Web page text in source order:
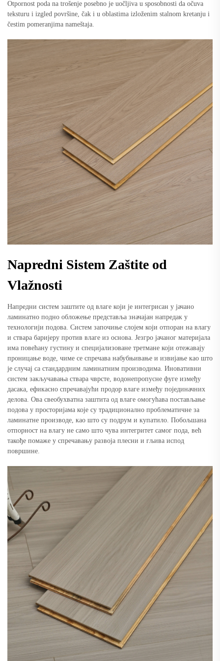
Otpornost poda na trošenje posebno je uočljiva u sposobnosti da očuva
teksturu i izgled površine, čak i u oblastima izloženim stalnom kretanju i
čestim pomeranjima nameštaja.
Napredni Sistem Zaštite od
Vlažnosti
Напредни систем заштите од влаге који је интегрисан у јачано
ламинатно подно обложење представља значајан напредак у
технологији подова. Систем започиње слојем који отпоран на влагу
и ствара баријеру против влаге из основа. Језгро јачаног материјала
има повећану густину и специјализоване третмане који отежавају
проницање воде, чиме се спречава набубњивање и извијање као што
је случај са стандардним ламинатним производима. Иновативни
систем закључавања ствара чврсте, водонепропусне фуге између
дасака, ефикасно спречавајући продор влаге између појединачних
делова. Ова свеобухватна заштита од влаге омогућава постављање
подова у просторијама које су традиционално проблематичне за
ламинатне производе, као што су подрум и купатило. Побољшана
отпорност на влагу не само што чува интегритет самог пода, већ
такође помаже у спречавању развоја плесни и гљива испод
површине.